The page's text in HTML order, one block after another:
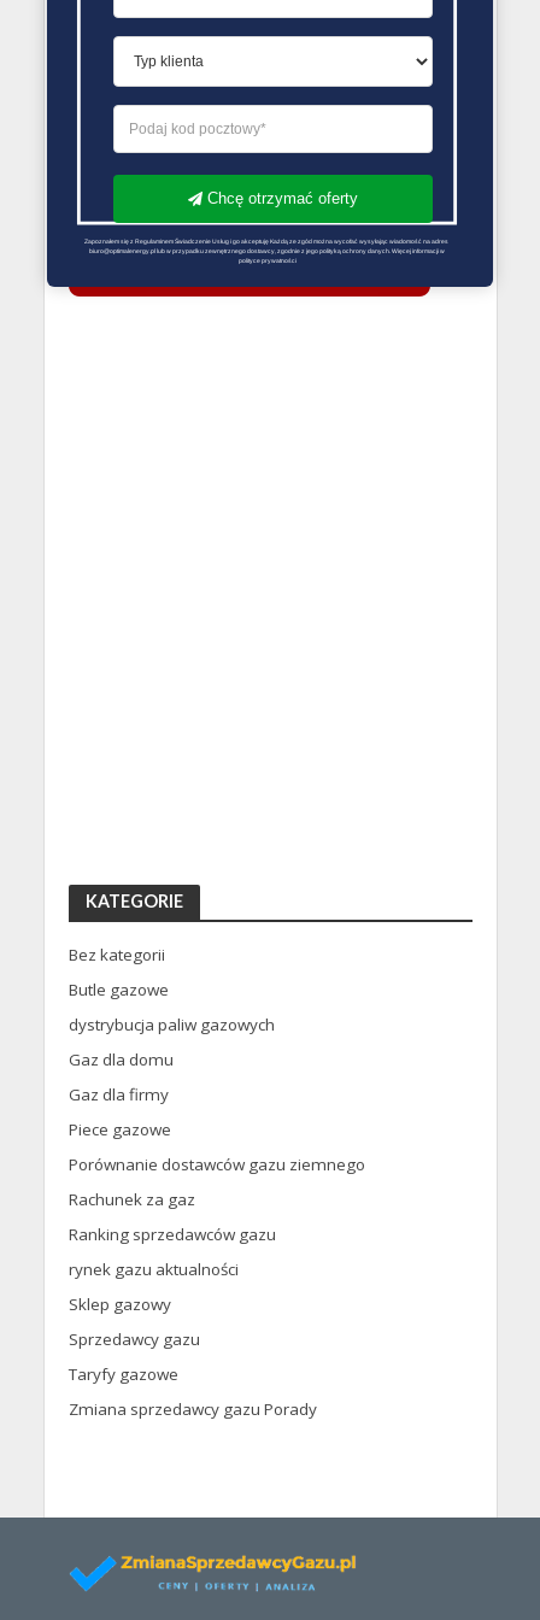
usterek są realizowane na koszt firmy..
PORÓWNYWARKA OFERT GAZU
KATEGORIE
Bez kategorii
Butle gazowe
dystrybucja paliw gazowych
Gaz dla domu
Gaz dla firmy
Piece gazowe
Porównanie dostawców gazu ziemnego
Rachunek za gaz
Ranking sprzedawców gazu
rynek gazu aktualności
Sklep gazowy
Sprzedawcy gazu
Taryfy gazowe
Zmiana sprzedawcy gazu Porady
Chcę otrzymać oferty
Zapoznałem się z Regulaminem Świadczenie Usług i go akceptuję Każdą ze zgód można wycofać wysyłając wiadomość na adres
biuro@optimalenergy.pl lub w przypadku zewnętrznego dostawcy, zgodnie z jego polityką ochrony danych. Więcej informacji w
polityce prywatności